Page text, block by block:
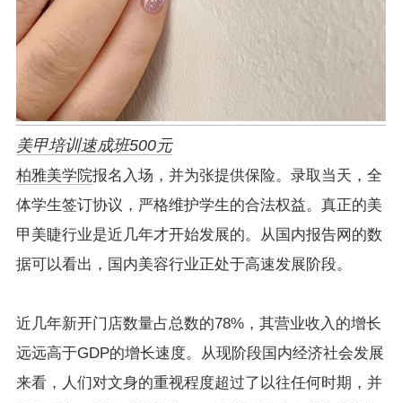
美甲培训速成班500元
柏雅美学院报名入场，并为张提供保险。录取当天，全
体学生签订协议，严格维护学生的合法权益。真正的美
甲美睫行业是近几年才开始发展的。从国内报告网的数
据可以看出，国内美容行业正处于高速发展阶段。
近几年新开门店数量占总数的78%，其营业收入的增长
远远高于GDP的增长速度。从现阶段国内经济社会发展
来看，人们对文身的重视程度超过了以往任何时期，并